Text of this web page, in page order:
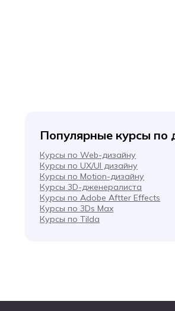
Популярные курсы по
Курсы по Web-дизайну
Курсы по UX/UI дизайну
Курсы по Motion-дизайну
Курсы 3D-дженералиста
Курсы по Adobe Aftter Effects
Курсы по 3Ds Max
Курсы по Tilda